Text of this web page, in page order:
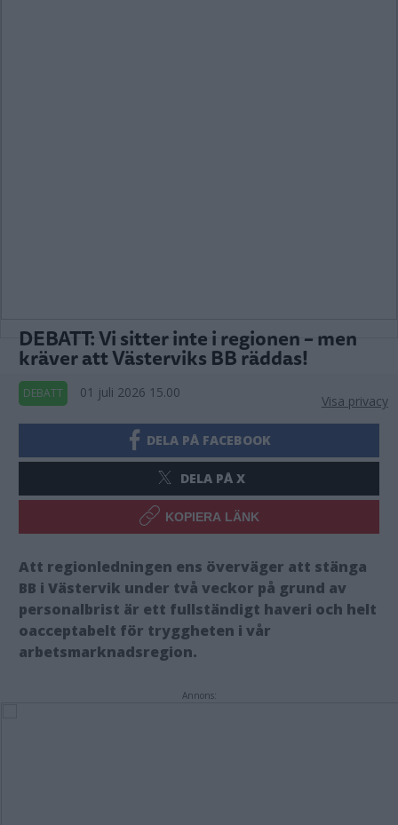
DEBATT: Vi sitter inte i regionen – men
kräver att Västerviks BB räddas!
DEBATT 01 juli 2026 15.00
DELA PÅ FACEBOOK
DELA PÅ X
KOPIERA LÄNK
​Att regionledningen ens överväger att stänga
BB i Västervik under två veckor på grund av
personalbrist är ett fullständigt haveri och helt
oacceptabelt för tryggheten i vår
arbetsmarknadsregion.
Annons:
Visa privacy